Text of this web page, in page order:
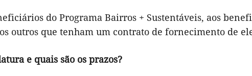
do Programa Bairros + Sustentáveis, aos
outros que tenham um contrato de fornecimento de
e quais são os prazos?